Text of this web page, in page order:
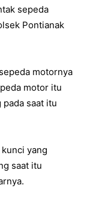
sepeda
Pontianak
motornya
motor itu
pada saat itu
yang
saat itu